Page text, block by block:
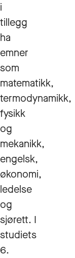
i
tillegg
ha
emner
som
matematikk,
termodynamikk,
fysikk
og
mekanikk,
engelsk,
økonomi,
ledelse
og
sjørett. I
studiets
6.